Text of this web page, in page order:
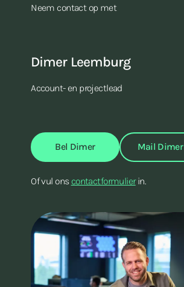
Neem contact op met
Dimer Leemburg
Account- en projectlead
Bel Dimer Mail Dimer
Of vul ons contactformulierin.